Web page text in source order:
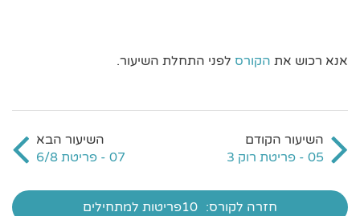
אנא רכוש את הקורס לפני התחלת השיעור.
05 - פריטת רוק 3 07 - פריטת 6/8
חזרה לקורס: 10פריטות למתחילים